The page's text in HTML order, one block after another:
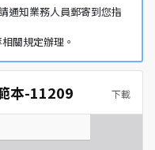
通知業務人員郵寄到您指
關規定辦理。
本-11209 下載